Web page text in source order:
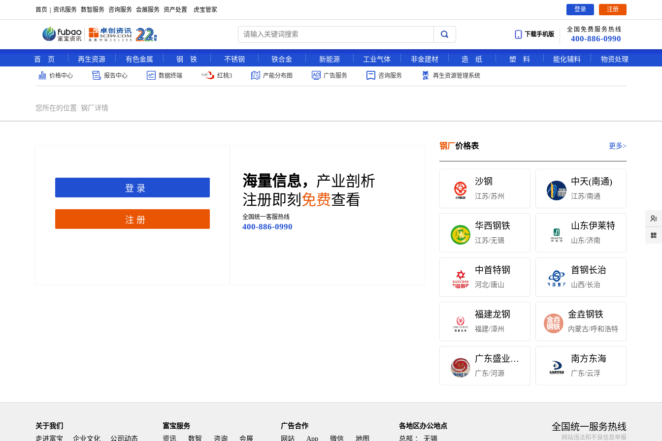
首页 资讯服务 数智服务 咨询服务 会展服务 资产处置 虎宝管家 注册
登录
下载手机版
全国免费服务热线
400-886-0990
首 页 再生资源 有色金属 钢 铁 不锈钢 铁合金 新能源 工业气体 非金建材 造 纸 塑 料 能化辅料 物资处理
价格中心 报告中心 数据终端 红桃3 产能分布图 广告服务 咨询服务 再生资源管理系统
您所在的位置: 钢厂详情
海量信息， 产业剖析
注册即刻 免费查看
全国统一客服热线
400-886-0990
钢厂价格表 更多>
沙钢
江苏/苏州
中天(南通)
江苏/南通
华西钢铁
江苏/无锡
山东伊莱特
山东/济南
中首特钢
河北/唐山
首钢长治
山西/长治
福建龙钢
福建/漳州
金垚钢铁
内蒙古/呼和浩特
广东盛业钢铁
广东/河源
南方东海
广东/云浮
关于我们
走进富宝
企业文化 公司动态
富宝服务
资讯
数智 咨询 会展
广告合作
网站
App 微信 地图
各地区办公地点
总部 ： 无锡
全国统一服务热线
网站违法和不良信息举报